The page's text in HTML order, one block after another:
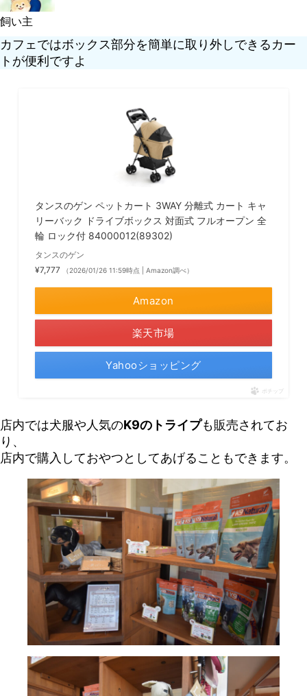
飼い主
カフェではボックス部分を簡単に取り外しできるカー
トが便利ですよ
タンスのゲン ペットカート 3WAY 分離式 カート キャ
リーバック ドライブボックス 対面式 フルオープン 全
輪 ロック付 84000012(89302)
タンスのゲン
¥7,777
（2026/01/26 11:59時点 | Amazon調べ）
Amazon
楽天市場
Yahooショッピング
ポチップ
店内では犬服や人気のK9のトライプも販売されてお
り、
店内で購入しておやつとしてあげることもできます。